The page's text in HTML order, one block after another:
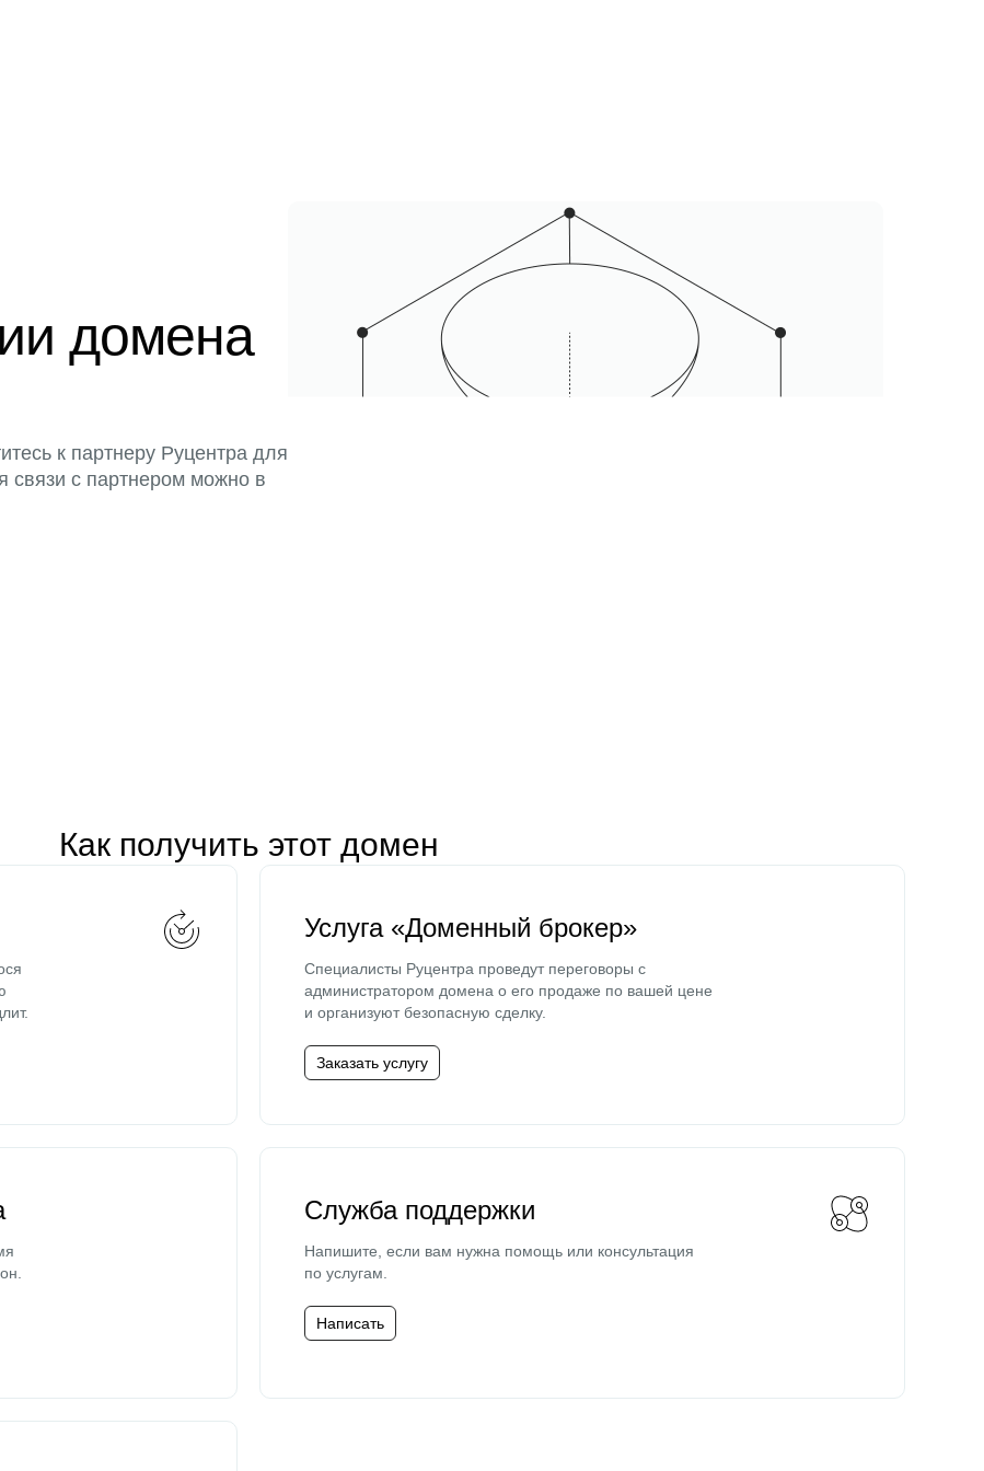
домена
к партнеру Руцентра для
связи с партнером можно в
Как получить этот домен
Услуга «Доменный брокер»
Специалисты Руцентра проведут переговоры с
администратором домена о его продаже по вашей цене
и организуют безопасную сделку.
Заказать услугу
Служба поддержки
Напишите, если вам нужна помощь или консультация
по услугам.
Написать